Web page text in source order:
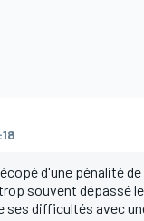
d'une pénalité
souvent dépassé
ses difficultés avec